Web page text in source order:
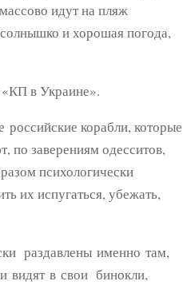
идут на пляж
и хорошая погода,
в Украине».
корабли, которые
по заверениям одесситов,
психологически
их испугаться, убежать,
раздавлены именно там,
видят в свои бинокли,